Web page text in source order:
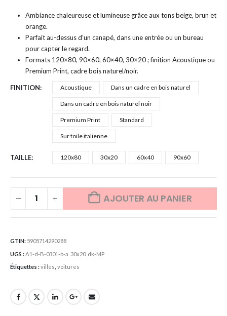
Ambiance chaleureuse et lumineuse grâce aux tons beige, brun et
orange.
Parfait au-dessus d’un canapé, dans une entrée ou un bureau
pour capter le regard.
Formats 120×80, 90×60, 60×40, 30×20 ; finition Acoustique ou
Premium Print, cadre bois naturel/noir.
FINITION Acoustique Dans un cadre en bois naturel
Dans un cadre en bois naturel noir
Premium Print Standard
Sur toile italienne
TAILLE 120x80 30x20 60x40 90x60
AJOUTER AU PANIER
GTIN: 5905714290288
UGS : A1-d-B-0301-b-a_30x20_dk-MP
Étiquettes :villes voitures